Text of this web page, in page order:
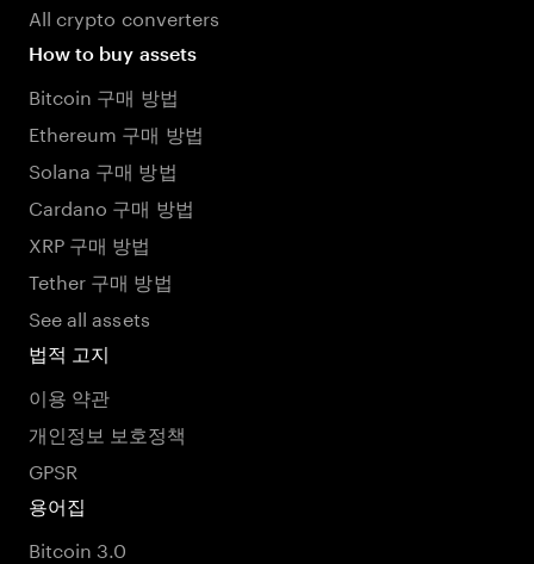
All crypto converters
How to buy assets
Bitcoin 구매 방법
Ethereum 구매 방법
Solana 구매 방법
Cardano 구매 방법
XRP 구매 방법
Tether 구매 방법
See all assets
법적 고지
이용 약관
개인정보 보호정책
GPSR
용어집
Bitcoin 3.0